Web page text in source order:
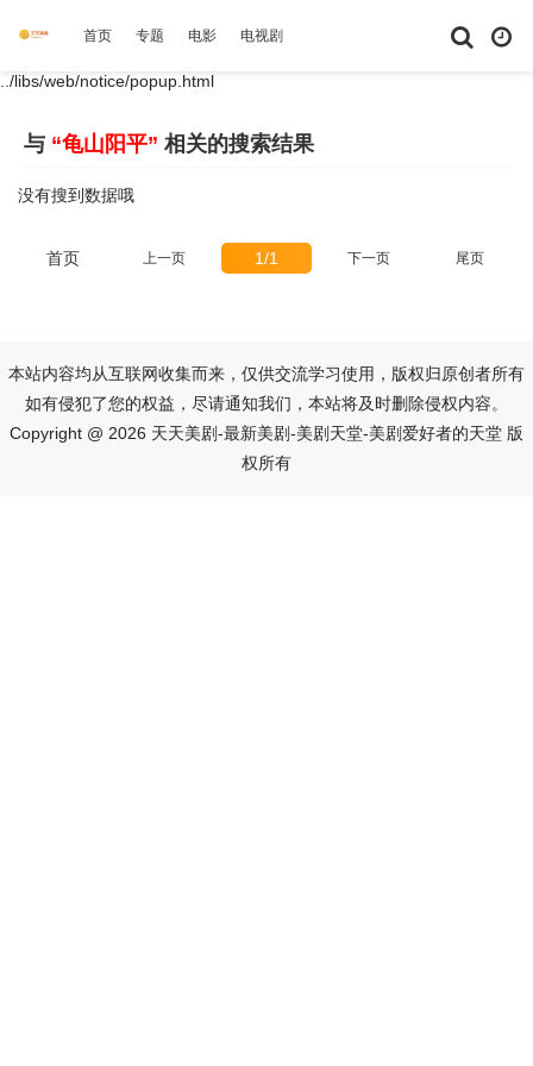
首页 专题 电影 电视剧 短剧大全 体育
../libs/web/notice/popup.html
与 “龟山阳平” 相关的搜索结果
没有搜到数据哦
首页 上一页 1/1 下一页 尾页
本站内容均从互联网收集而来，仅供交流学习使用，版权归原创者所有
如有侵犯了您的权益，尽请通知我们，本站将及时删除侵权内容。
Copyright @ 2026 天天美剧-最新美剧-美剧天堂-美剧爱好者的天堂 版
权所有